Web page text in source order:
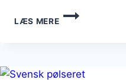
LÆS MERE
SVENSK
PØLSERET
BACON